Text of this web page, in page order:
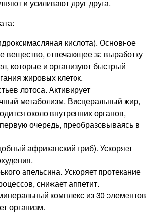
и усиливают друг друга.
кислота). Основное
вещество, отвечающее за выработку
которые и организуют быстрый
жировых клеток.
лотоса. Активирует
метаболизм. Висцеральный жир,
около внутренних органов,
очередь, преобразовываясь в
африканский гриб). Ускоряет
апельсина. Ускоряет протекание
снижает аппетит.
комплекс из 30 элементов
организм.